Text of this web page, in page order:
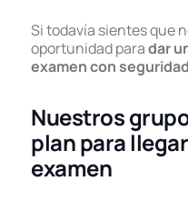
Si todavía sientes que
oportunidad paradar
examen con
Nuestros
plan para
examen